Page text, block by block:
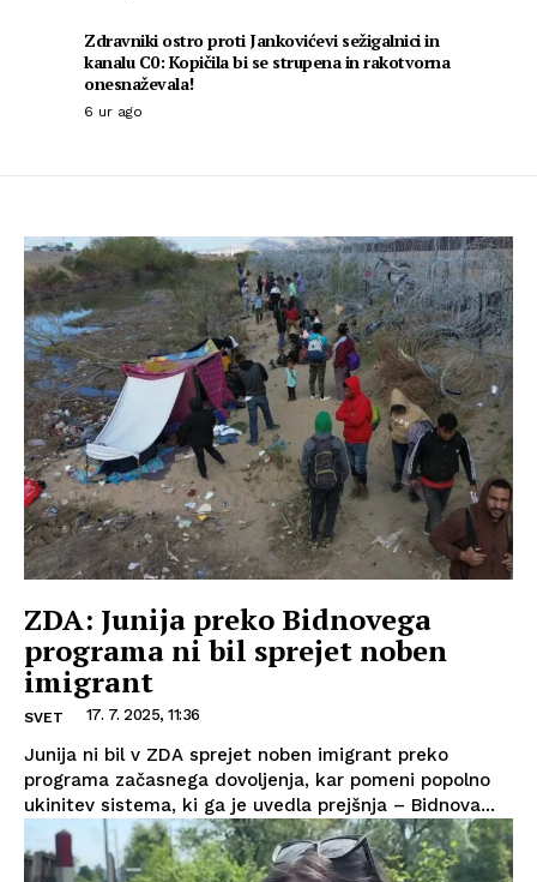
Zdravniki ostro proti Jankovićevi sežigalnici in
kanalu C0: Kopičila bi se strupena in rakotvorna
onesnaževala!
6 ur ago
ZDA: Junija preko Bidnovega
programa ni bil sprejet noben
imigrant
SVET 17. 7. 2025, 11:36
Junija ni bil v ZDA sprejet noben imigrant preko
programa začasnega dovoljenja, kar pomeni popolno
ukinitev sistema, ki ga je uvedla prejšnja – Bidnova...